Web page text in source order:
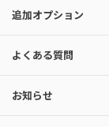
追加オプション
よくある質問
お知らせ